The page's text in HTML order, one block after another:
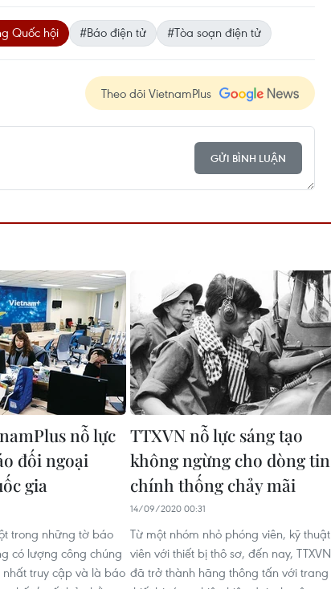
Quốc hội #Báo điện tử #Tòa soạn điện tử
Theo dõi VietnamPlus
GỬI BÌNH LUẬN
nỗ lực
đối ngoại
gia
trong những tờ báo
có lượng công chúng
truy cập và là báo
TTXVN nỗ lực sáng tạo
không ngừng cho dòng tin
chính thống chảy mãi
14/09/2020 00:31
Từ một nhóm nhỏ phóng viên, kỹ thuật
viên với thiết bị thô sơ, đến nay, TTXVN
đã trở thành hãng thông tấn với trang